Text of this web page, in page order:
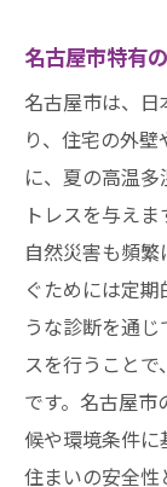
名古屋市特有
名古屋市は、
り、住宅の外
に、夏の高温
トレスを与え
自然災害も頻
ぐためには定
うな診断を通
スを行うこと
です。名古屋
候や環境条件に
住まいの安全